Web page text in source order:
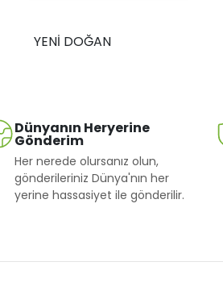
YENİ DOĞAN
Dünyanın Heryerine
Gönderim
Her nerede olursanız olun,
gönderileriniz Dünya'nın her
yerine hassasiyet ile gönderilir.